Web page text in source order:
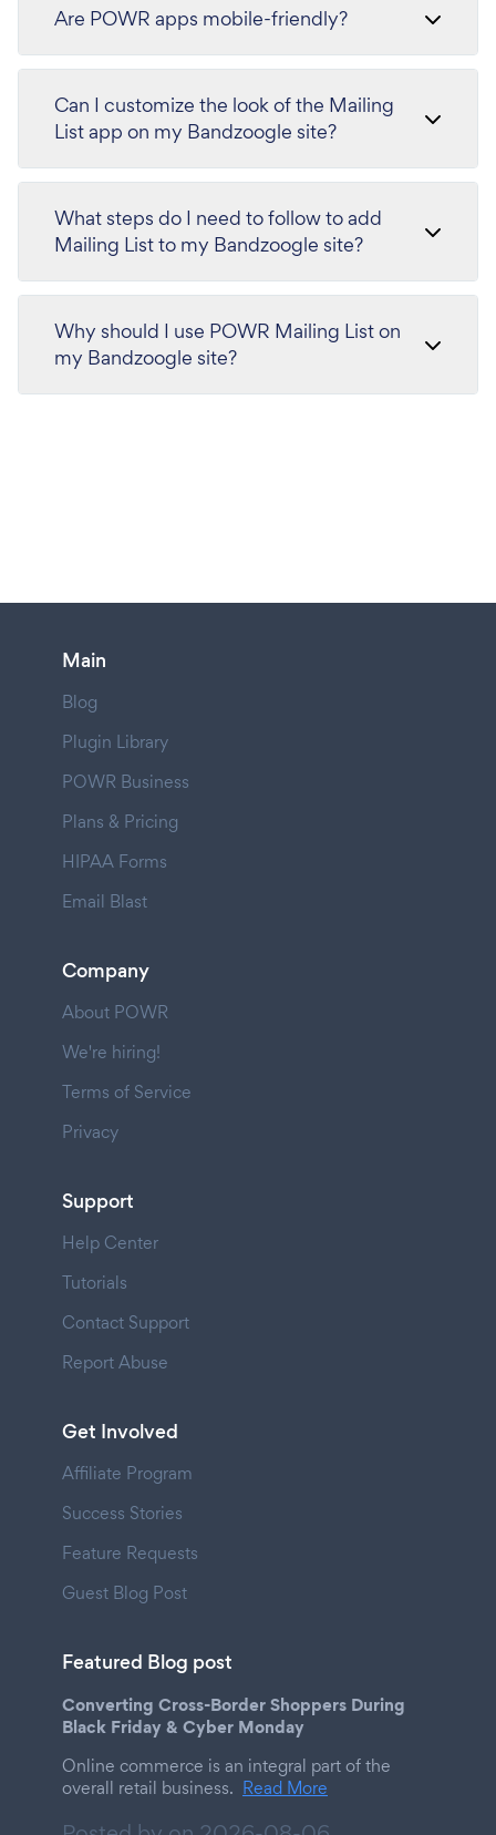
Are POWR apps mobile-friendly?
Can I customize the look of the Mailing
List app on my Bandzoogle site?
What steps do I need to follow to add
Mailing List to my Bandzoogle site?
Why should I use POWR Mailing List on
my Bandzoogle site?
Main
Blog
Plugin Library
POWR Business
Plans & Pricing
HIPAA Forms
Email Blast
Company
About POWR
We're hiring!
Terms of Service
Privacy
Support
Help Center
Tutorials
Contact Support
Report Abuse
Get Involved
Affiliate Program
Success Stories
Feature Requests
Guest Blog Post
Featured Blog post
Converting Cross-Border Shoppers During
Black Friday & Cyber Monday
Online commerce is an integral part of the
overall retail business. Read More